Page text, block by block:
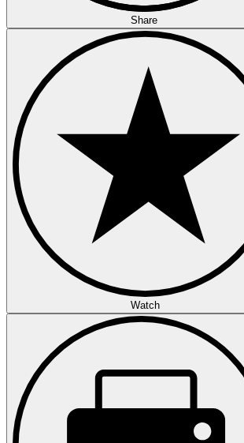
Share
Watch